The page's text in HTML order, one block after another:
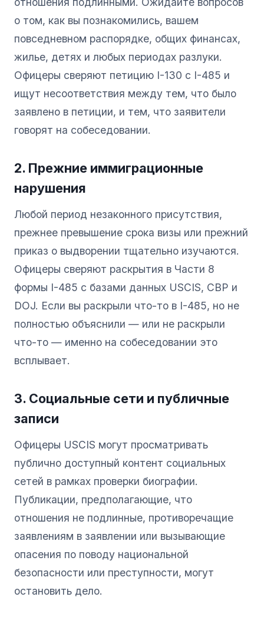
о том, как вы познакомились, вашем
повседневном распорядке, общих финансах,
жилье, детях и любых периодах разлуки.
Офицеры сверяют петицию I-130 с I-485 и
ищут несоответствия между тем, что было
заявлено в петиции, и тем, что заявители
говорят на собеседовании.
2. Прежние иммиграционные
нарушения
Любой период незаконного присутствия,
прежнее превышение срока визы или прежний
приказ о выдворении тщательно изучаются.
Офицеры сверяют раскрытия в Части 8
формы I-485 с базами данных USCIS, CBP и
DOJ. Если вы раскрыли что-то в I-485, но не
полностью объяснили — или не раскрыли
что-то — именно на собеседовании это
всплывает.
3. Социальные сети и публичные
записи
Офицеры USCIS могут просматривать
публично доступный контент социальных
сетей в рамках проверки биографии.
Публикации, предполагающие, что
отношения не подлинные, противоречащие
заявлениям в заявлении или вызывающие
опасения по поводу национальной
безопасности или преступности, могут
остановить дело.